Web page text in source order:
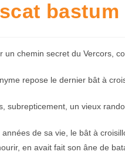
bastum
un chemin secret du Vercors,
repose le dernier bât à
subrepticement, un vieux
de sa vie, le bât à
en avait fait son âne de